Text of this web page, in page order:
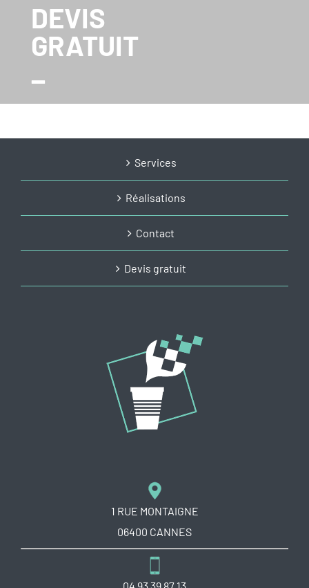
DEVIS
GRATUIT
_
Services
Réalisations
Contact
Devis gratuit
1 RUE MONTAIGNE
06400 CANNES